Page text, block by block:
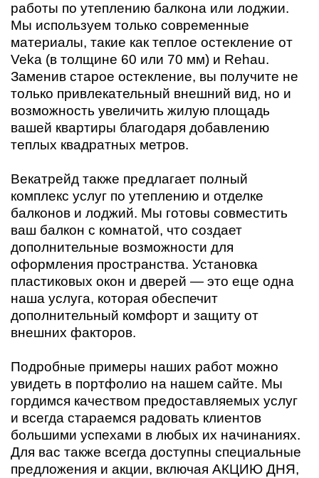
работы по утеплению балкона или лоджии.
Мы используем только современные
материалы, такие как теплое остекление от
Veka (в толщине 60 или 70 мм) и Rehau.
Заменив старое остекление, вы получите не
только привлекательный внешний вид, но и
возможность увеличить жилую площадь
вашей квартиры благодаря добавлению
теплых квадратных метров.
Векатрейд также предлагает полный
комплекс услуг по утеплению и отделке
балконов и лоджий. Мы готовы совместить
ваш балкон с комнатой, что создает
дополнительные возможности для
оформления пространства. Установка
пластиковых окон и дверей — это еще одна
наша услуга, которая обеспечит
дополнительный комфорт и защиту от
внешних факторов.
Подробные примеры наших работ можно
увидеть в портфолио на нашем сайте. Мы
гордимся качеством предоставляемых услуг
и всегда стараемся радовать клиентов
большими успехами в любых их начинаниях.
Для вас также всегда доступны специальные
предложения и акции, включая АКЦИЮ ДНЯ,